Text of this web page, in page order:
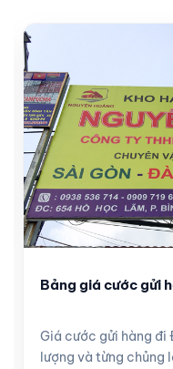
Bảng giá cước gửi
Giá cước gửi hàng đi
lượng và từng chủng